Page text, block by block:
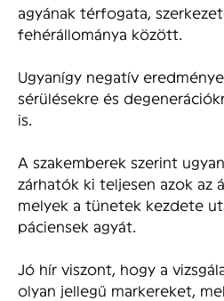
agyának térfogata,
fehérállománya között.
Ugyanígy negatív
sérülésekre és
is.
A szakemberek szerint
zárhatók ki teljesen azok az
melyek a tünetek kezdete
páciensek agyát.
Jó hír viszont, hogy a
olyan jellegű markereket,